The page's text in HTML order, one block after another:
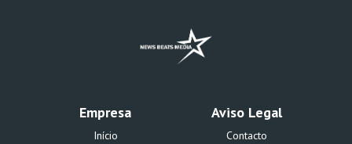
Empresa
Início
Aviso Legal
Contacto